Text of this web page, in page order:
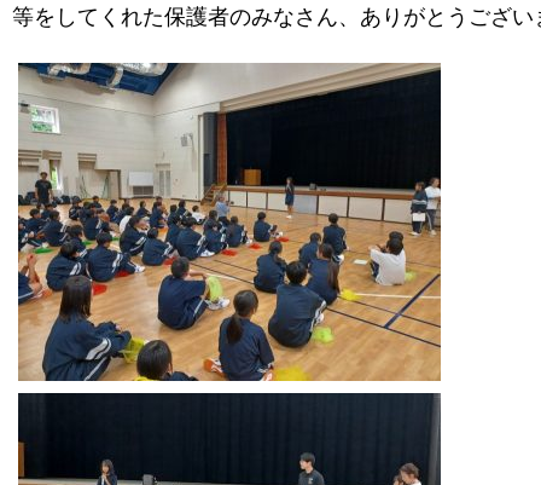
等をしてくれた保護者のみなさん、ありがとうござい